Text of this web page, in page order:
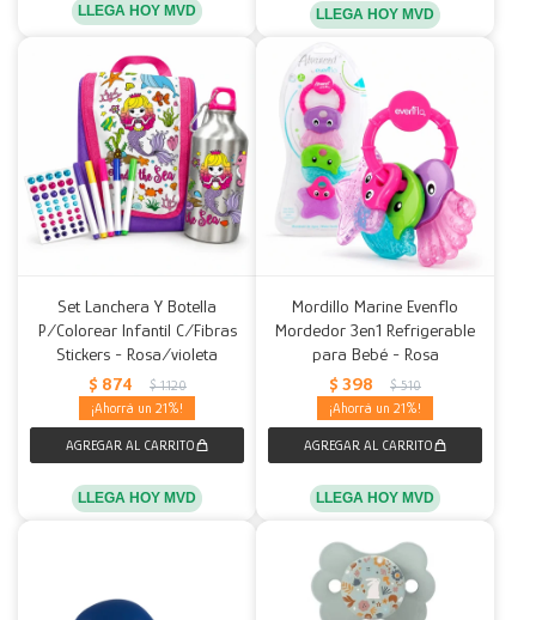
LLEGA HOY MVD LLEGA HOY MVD
Set Lanchera Y Botella
P/Colorear Infantil C/Fibras
Stickers - Rosa/violeta
$ 874 $ 1.120
21
LLEGA HOY MVD
Mordillo Marine Evenflo
Mordedor 3en1 Refrigerable
para Bebé - Rosa
$ 398 $ 510
21
LLEGA HOY MVD